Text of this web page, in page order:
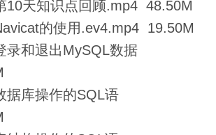
天知识点回顾.mp4 48.50M
的使用.ev4.mp4 19.50M
和退出MySQL数据
库操作的SQL语